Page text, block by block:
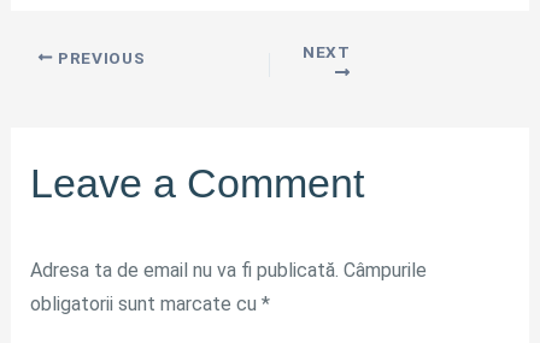
PREVIOUS NEXT
Leave a Comment
Adresa ta de email nu va fi publicată. Câmpurile
obligatorii sunt marcate cu *